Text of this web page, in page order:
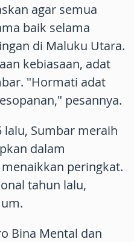
agar semua
baik selama
di Maluku Utara.
kebiasaan, adat
"Hormati adat
pesannya.
lalu, Sumbar meraih
dalam
peringkat.
tahun lalu,
Bina Mental dan